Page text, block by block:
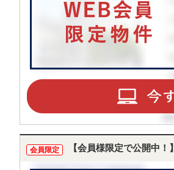
会員限定 【会員様限定で公開中！】